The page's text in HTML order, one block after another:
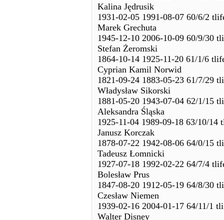
Kalina Jędrusik
1931-02-05 1991-08-07 60/6/2
Marek Grechuta
1945-12-10 2006-10-09 60/9/30
Stefan Żeromski
1864-10-14 1925-11-20 61/1/6
Cyprian Kamil Norwid
1821-09-24 1883-05-23 61/7/29
Władysław Sikorski
1881-05-20 1943-07-04 62/1/15
Aleksandra Śląska
1925-11-04 1989-09-18 63/10/14
Janusz Korczak
1878-07-22 1942-08-06 64/0/15
Tadeusz Łomnicki
1927-07-18 1992-02-22 64/7/4
Bolesław Prus
1847-08-20 1912-05-19 64/8/30
Czesław Niemen
1939-02-16 2004-01-17 64/11/1
Walter Disney